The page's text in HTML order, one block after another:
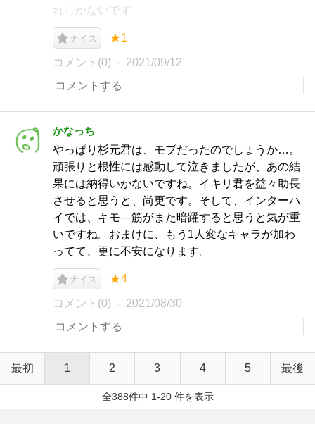
れしかないです
ナイス ★1
コメント(0) 2021/09/12
かなっち
やっぱり杉元君は、モブだったのでしょうか…。
頑張りと根性には感動して泣きましたが、あの結
果には納得いかないですね。イキリ君を益々助長
させると思うと、尚更です。そして、インターハ
イでは、キモ―筋がまた暗躍すると思うと気が重
いですね。おまけに、もう1人変なキャラが加わ
ってて、更に不安になります。
ナイス ★4
コメント(0) 2021/08/30
最初 1 2 3 4 5 最後
全388件中 1-20 件を表示